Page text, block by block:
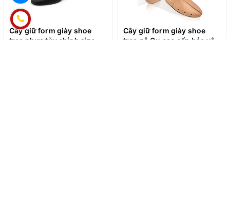
Cây giữ form giày shoe
tree nhựa tùy chỉnh size
Cây giữ form giày shoe
tree gỗ Gụ cao cấp bảo vệ